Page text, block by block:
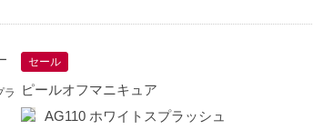
セール
ピールオフマニキュア
AG110 ホワイトスプラッシュ